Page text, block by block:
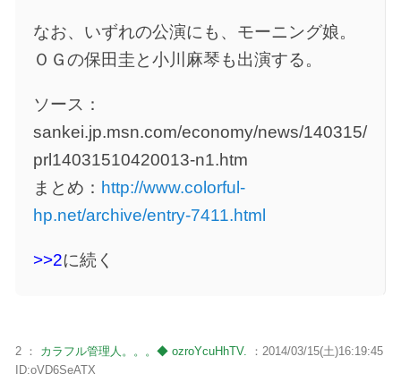
なお、いずれの公演にも、モーニング娘。
ＯＧの保田圭と小川麻琴も出演する。
ソース：
sankei.jp.msn.com/economy/news/140315/
prl14031510420013-n1.htm
まとめ： http://www.colorful-
hp.net/archive/entry-7411.html
>>2に続く
2 ： カラフル管理人。。。◆ ozroYcuHhTV.
：2014/03/15(土)16:19:45
ID:oVD6SeATX